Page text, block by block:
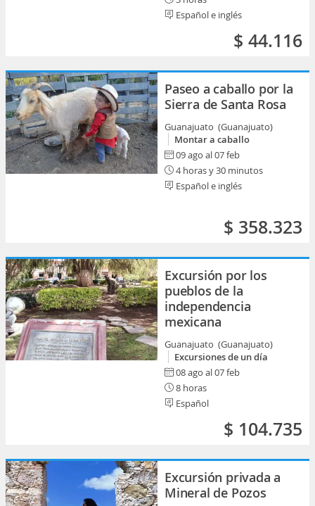
Español e inglés
$ 44.116
Paseo a caballo por la
Sierra de Santa Rosa
Guanajuato (Guanajuato)
Montar a caballo
09 ago al 07 feb
4 horas y 30 minutos
Español e inglés
$ 358.323
Excursión por los
pueblos de la
independencia
mexicana
Guanajuato (Guanajuato)
Excursiones de un día
08 ago al 07 feb
8 horas
Español
$ 104.735
Excursión privada a
Mineral de Pozos